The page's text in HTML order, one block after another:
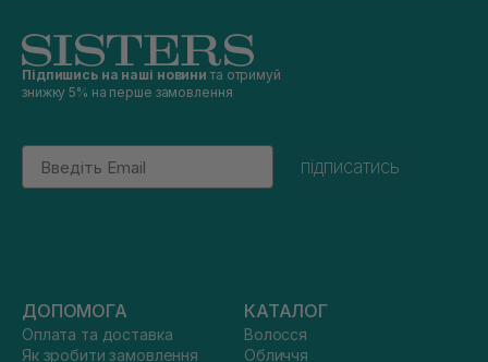
Підпишись на наші новини та отримуй
знижку 5% на перше замовлення
Email
підписатись
ДОПОМОГА
Оплата та доставка
Як зробити замовлення
КАТАЛОГ
Волосся
Обличчя